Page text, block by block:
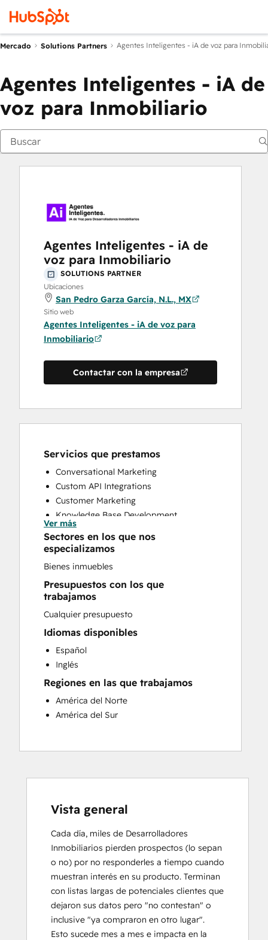
Mercado Solutions Partners Agentes Inteligentes - iA de voz para
Agentes Inteligentes - iA de
voz para Inmobiliario
Agentes Inteligentes - iA de
voz para Inmobiliario
SOLUTIONS PARTNER
Ubicaciones
San Pedro Garza García, N.L., MX
Sitio web
Agentes Inteligentes - iA de voz para
Inmobiliario
Contactar con la empresa
Servicios que prestamos
Conversational Marketing
Custom API Integrations
Customer Marketing
Knowledge Base Development
Programmable Automation
Sales and Marketing Alignment
Website Development
Ver más
Sectores en los que nos
especializamos
Bienes inmuebles
Presupuestos con los que
trabajamos
Cualquier presupuesto
Idiomas disponibles
Español
Inglés
Regiones en las que trabajamos
América del Norte
América del Sur
Vista general
Cada día, miles de Desarrolladores
Inmobiliarios pierden prospectos (lo sepan
o no) por no responderles a tiempo cuando
muestran interés en su producto. Terminan
con listas largas de potenciales clientes que
dejaron sus datos pero "no contestan" o
inclusive "ya compraron en otro lugar".
Esto sucede mes a mes e impacta en la